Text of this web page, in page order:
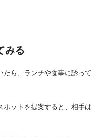
みる
たら、ランチや食事に誘って
ポットを提案すると、相手は